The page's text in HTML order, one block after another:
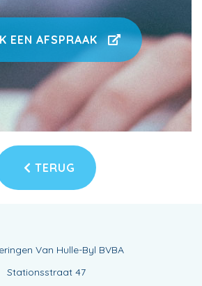
EEN AFSPRAAK
TERUG
Van Hulle-Byl BVBA
Stationsstraat 47